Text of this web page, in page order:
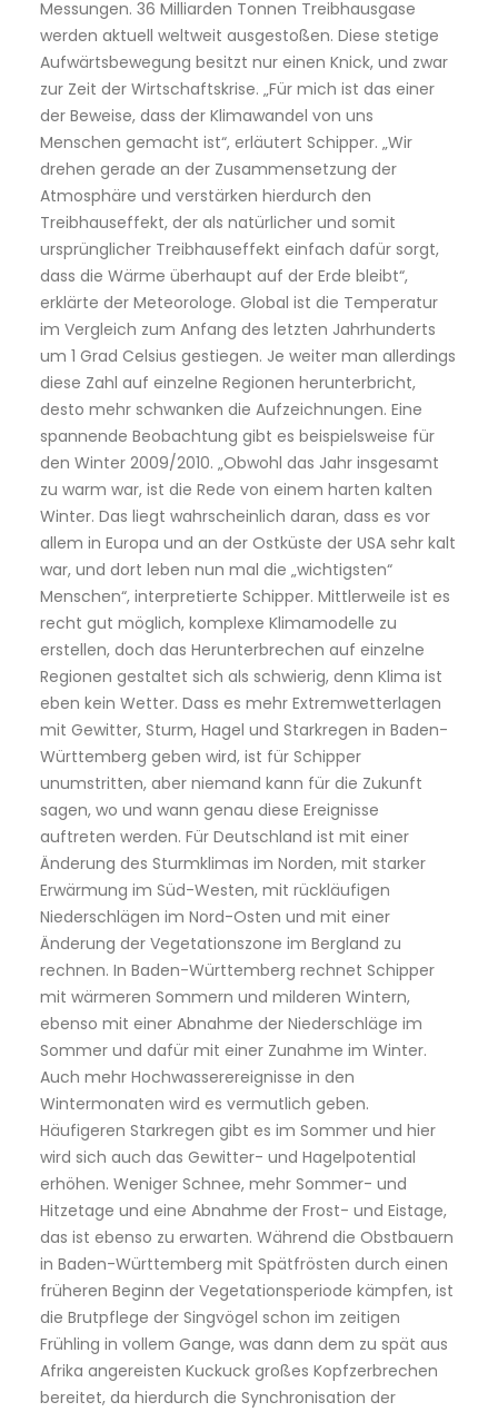
Messungen. 36 Milliarden Tonnen Treibhausgase
werden aktuell weltweit ausgestoßen. Diese stetige
Aufwärtsbewegung besitzt nur einen Knick, und zwar
zur Zeit der Wirtschaftskrise. „Für mich ist das einer
der Beweise, dass der Klimawandel von uns
Menschen gemacht ist“, erläutert Schipper. „Wir
drehen gerade an der Zusammensetzung der
Atmosphäre und verstärken hierdurch den
Treibhauseffekt, der als natürlicher und somit
ursprünglicher Treibhauseffekt einfach dafür sorgt,
dass die Wärme überhaupt auf der Erde bleibt“,
erklärte der Meteorologe. Global ist die Temperatur
im Vergleich zum Anfang des letzten Jahrhunderts
um 1 Grad Celsius gestiegen. Je weiter man allerdings
diese Zahl auf einzelne Regionen herunterbricht,
desto mehr schwanken die Aufzeichnungen. Eine
spannende Beobachtung gibt es beispielsweise für
den Winter 2009/2010. „Obwohl das Jahr insgesamt
zu warm war, ist die Rede von einem harten kalten
Winter. Das liegt wahrscheinlich daran, dass es vor
allem in Europa und an der Ostküste der USA sehr kalt
war, und dort leben nun mal die „wichtigsten“
Menschen“, interpretierte Schipper. Mittlerweile ist es
recht gut möglich, komplexe Klimamodelle zu
erstellen, doch das Herunterbrechen auf einzelne
Regionen gestaltet sich als schwierig, denn Klima ist
eben kein Wetter. Dass es mehr Extremwetterlagen
mit Gewitter, Sturm, Hagel und Starkregen in Baden-
Württemberg geben wird, ist für Schipper
unumstritten, aber niemand kann für die Zukunft
sagen, wo und wann genau diese Ereignisse
auftreten werden. Für Deutschland ist mit einer
Änderung des Sturmklimas im Norden, mit starker
Erwärmung im Süd-Westen, mit rückläufigen
Niederschlägen im Nord-Osten und mit einer
Änderung der Vegetationszone im Bergland zu
rechnen. In Baden-Württemberg rechnet Schipper
mit wärmeren Sommern und milderen Wintern,
ebenso mit einer Abnahme der Niederschläge im
Sommer und dafür mit einer Zunahme im Winter.
Auch mehr Hochwasserereignisse in den
Wintermonaten wird es vermutlich geben.
Häufigeren Starkregen gibt es im Sommer und hier
wird sich auch das Gewitter- und Hagelpotential
erhöhen. Weniger Schnee, mehr Sommer- und
Hitzetage und eine Abnahme der Frost- und Eistage,
das ist ebenso zu erwarten. Während die Obstbauern
in Baden-Württemberg mit Spätfrösten durch einen
früheren Beginn der Vegetationsperiode kämpfen, ist
die Brutpflege der Singvögel schon im zeitigen
Frühling in vollem Gange, was dann dem zu spät aus
Afrika angereisten Kuckuck großes Kopfzerbrechen
bereitet, da hierdurch die Synchronisation der